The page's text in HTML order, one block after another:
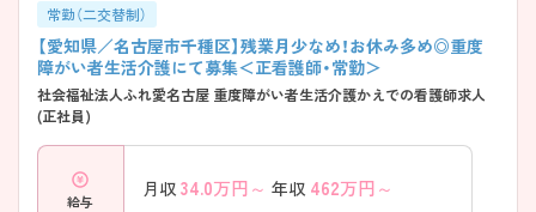
常勤（二交替制）
【愛知県／名古屋市千種区】残業月少なめ！お休み多め◎重度
障がい者生活介護にて募集＜正看護師・常勤＞
社会福祉法人ふれ愛名古屋 重度障がい者生活介護かえでの看護師求人
(正社員)
給与
月収 34.0万円～ 年収 462万円～